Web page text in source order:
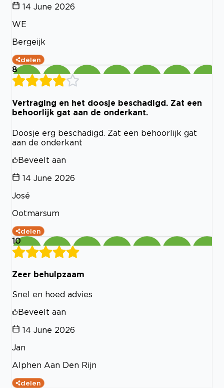
14 June 2026
WE
Bergeijk
delen
8
Vertraging en het doosje beschadigd. Zat een
behoorlijk gat aan de onderkant.
Doosje erg beschadigd. Zat een behoorlijk gat
aan de onderkant
Beveelt aan
14 June 2026
José
Ootmarsum
delen
10
Zeer behulpzaam
Snel en hoed advies
Beveelt aan
14 June 2026
Jan
Alphen Aan Den Rijn
delen